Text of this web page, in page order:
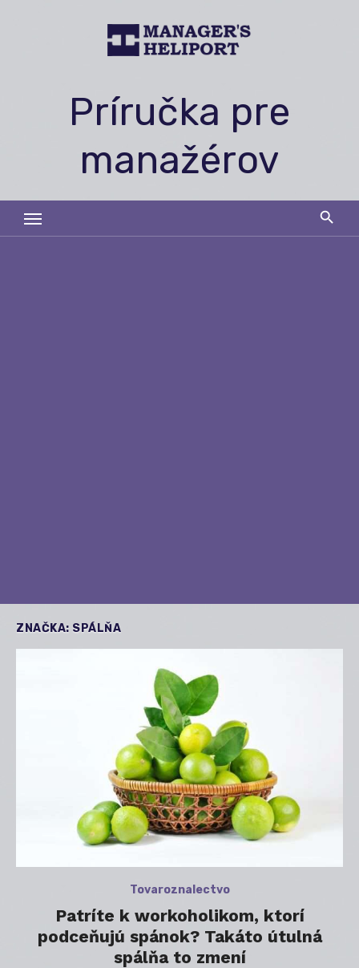
Príručka pre
manažérov
ZNAČKA: SPÁLŇA
Tovaroznalectvo
Patríte k workoholikom, ktorí
podceňujú spánok? Takáto útulná
spálňa to zmení